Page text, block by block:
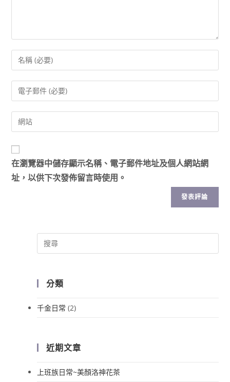
在瀏覽器中儲存顯示名稱、電子郵件地址及個人網站網
址，以供下次發佈留言時使用。
分類
千金日常 (2)
近期文章
上班族日常~美顏洛神花茶